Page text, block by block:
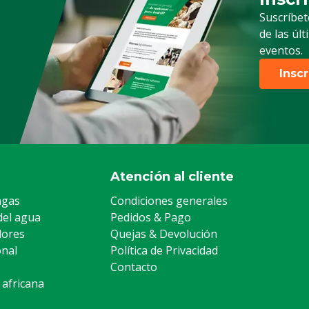
de las
eventos.
agua
Atención al cliente
Condiciones generales
Pedidos & Pago
Quejas & Devolución
Política de Privacidad
Contacto